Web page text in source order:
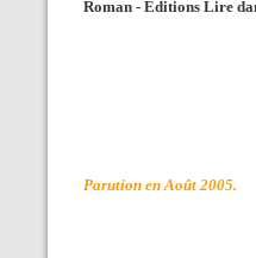
Roman - Editions Lire
Parution en Août 2005.